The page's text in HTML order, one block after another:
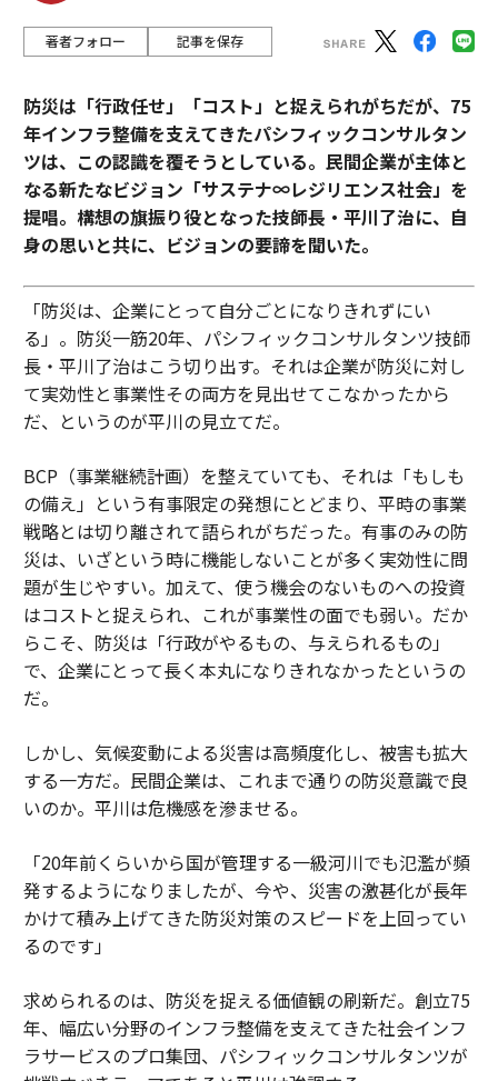
著者フォロー 記事を保存
防災は「行政任せ」「コスト」と捉えられがちだが、75
年インフラ整備を支えてきたパシフィックコンサルタン
ツは、この認識を覆そうとしている。民間企業が主体と
なる新たなビジョン「サステナ∞レジリエンス社会」を
提唱。構想の旗振り役となった技師長・平川了治に、自
身の思いと共に、ビジョンの要諦を聞いた。
「防災は、企業にとって自分ごとになりきれずにい
る」。防災一筋20年、パシフィックコンサルタンツ技師
長・平川了治はこう切り出す。それは企業が防災に対し
て実効性と事業性その両方を見出せてこなかったから
だ、というのが平川の見立てだ。
BCP（事業継続計画）を整えていても、それは「もしも
の備え」という有事限定の発想にとどまり、平時の事業
戦略とは切り離されて語られがちだった。有事のみの防
災は、いざという時に機能しないことが多く実効性に問
題が生じやすい。加えて、使う機会のないものへの投資
はコストと捉えられ、これが事業性の面でも弱い。だか
らこそ、防災は「行政がやるもの、与えられるもの」
で、企業にとって長く本丸になりきれなかったというの
だ。
しかし、気候変動による災害は高頻度化し、被害も拡大
する一方だ。民間企業は、これまで通りの防災意識で良
いのか。平川は危機感を滲ませる。
「20年前くらいから国が管理する一級河川でも氾濫が頻
発するようになりましたが、今や、災害の激甚化が長年
かけて積み上げてきた防災対策のスピードを上回ってい
るのです」
求められるのは、防災を捉える価値観の刷新だ。創立75
年、幅広い分野のインフラ整備を支えてきた社会インフ
ラサービスのプロ集団、パシフィックコンサルタンツが